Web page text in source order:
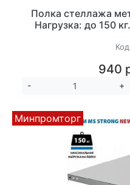
Полка стеллажа
Нагрузка: до 150
940
- +
Минпромторг